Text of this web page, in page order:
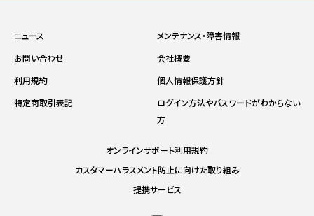
ニュース
メンテナンス・障害情報
お問い合わせ
会社概要
利用規約
個人情報保護方針
特定商取引表記
ログイン方法やパスワードがわからない
方
オンラインサポート利用規約
カスタマーハラスメント防止に向けた取り組み
提携サービス